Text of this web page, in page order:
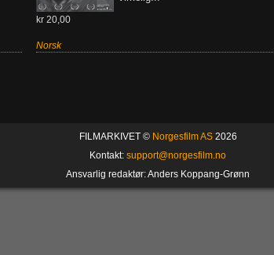
kr 20,00
Norsk
FILMARKIVET © Norgesfilm AS2026
Kontakt: support@norgesfilm.no
Ansvarlig redaktør: Anders Koppang-Grønn